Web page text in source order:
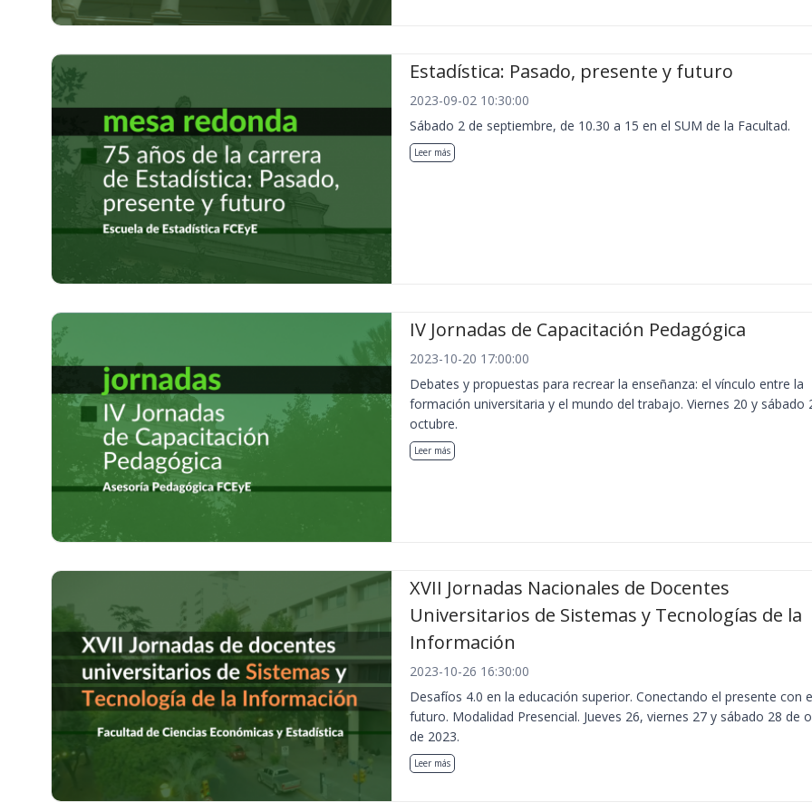
Estadística: Pasado, presente y futuro
2023-09-02 10:30:00
Sábado 2 de septiembre, de 10.30 a 15 en el SUM de la Facultad.
Leer más
IV Jornadas de Capacitación Pedagógica
2023-10-20 17:00:00
Debates y propuestas para recrear la enseñanza: el vínculo entre la
formación universitaria y el mundo del trabajo. Viernes 20 y sábado
octubre.
Leer más
XVII Jornadas Nacionales de Docentes
Universitarios de Sistemas y Tecnologías de la
Información
2023-10-26 16:30:00
Desafíos 4.0 en la educación superior. Conectando el presente con
futuro. Modalidad Presencial. Jueves 26, viernes 27 y sábado 28 de
de 2023.
Leer más